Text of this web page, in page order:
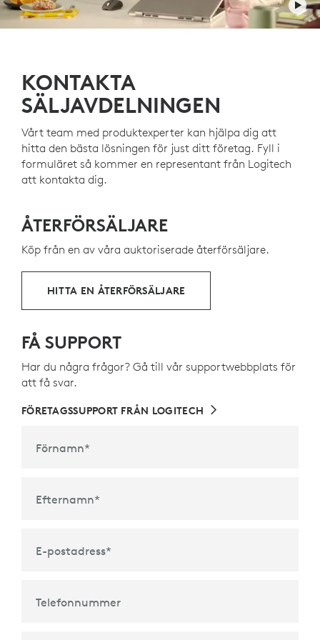
USB-C
-snabbladdning
Quiet Click
-teknik
Easy-Switch-knappar
78% certifierad återvunnen konsumentplast – för att
ge nytt liv till plast från gammal hemelektronik och
hjälpa till att minska vårt koldioxidavtryck
OM ÅTERVUNNEN PLAST
KONTAKTA
SÄLJAVDELNINGEN
Vårt team med produktexperter kan hjälpa dig att
hitta den bästa lösningen för just ditt företag. Fyll i
formuläret så kommer en representant från Logitech
att kontakta dig.
ÅTERFÖRSÄLJARE
Köp från en av våra auktoriserade återförsäljare.
HITTA EN ÅTERFÖRSÄLJARE
FÅ SUPPORT
Har du några frågor? Gå till vår supportwebbplats för
att få svar.
FÖRETAGSSUPPORT FRÅN LOGITECH
Förnamn*
Efternamn*
E-postadress*
Telefonnummer